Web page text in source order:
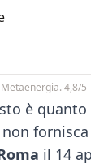
Metaenergia.
è
il 14